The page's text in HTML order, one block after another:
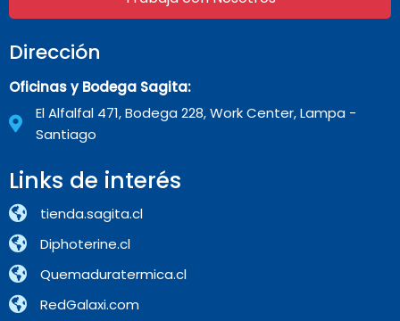
Dirección
Oficinas y Bodega Sagita:
El Alfalfal 471, Bodega 228, Work Center, Lampa -
Santiago
Links de interés
tienda.sagita.cl
Diphoterine.cl
Quemaduratermica.cl
RedGalaxi.com